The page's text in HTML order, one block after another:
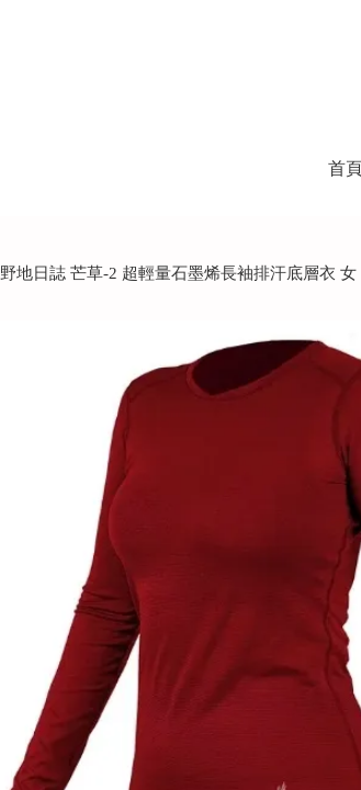
首頁
野地日誌 芒草-2 超輕量石墨烯長袖排汗底層衣 女